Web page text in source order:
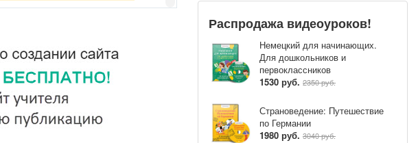
Распродажа видеоуроков!
Немецкий для начинающих.
Для дошкольников и
первоклассников
1530 руб. 2350 руб.
Страноведение: Путешествие
по Германии
1980 руб. 3040 руб.